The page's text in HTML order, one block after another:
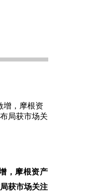
，摩根资产
获市场关注